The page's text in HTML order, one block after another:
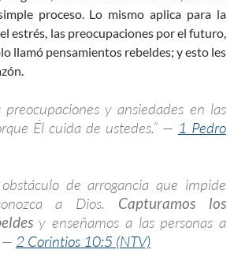
proceso. Lo mismo aplica para la
estrés, las preocupaciones por el futuro,
llamó pensamientos rebeldes; y esto les
preocupaciones y ansiedades en las
Él cuida de ustedes.” — 1 Pedro
de arrogancia que impide
a Dios. Capturamos los
y enseñamos a las personas a
— 2 Corintios 10:5 (NTV)